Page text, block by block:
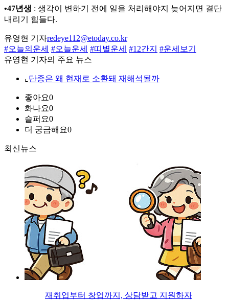
•47년생 : 생각이 변하기 전에 일을 처리해야지 늦어지면 결단
내리기 힘들다.
유영현 기자redeye112@etoday.co.kr
#오늘의운세 #오늘운세 #띠별운세 #12간지 #운세보기
유영현 기자의 주요 뉴스
⌞ 단종은 왜 현재로 소환돼 재해석될까
좋아요0
화나요0
슬퍼요0
더 궁금해요0
최신뉴스
재취업부터 창업까지, 상담받고 지원하자